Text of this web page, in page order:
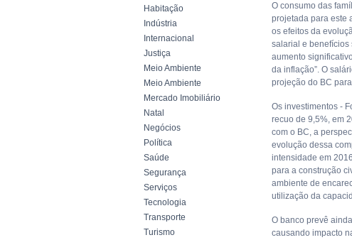
Habitação
Indústria
Internacional
Justiça
Meio Ambiente
Meio Ambiente
Mercado Imobiliário
Natal
Negócios
Política
Saúde
Segurança
Serviços
Tecnologia
Transporte
Turismo
O consumo das
projetada para este
os efeitos da
salarial e benefícios
aumento
da inflação”. O
projeção do BC
Os investimentos -
recuo de 9,5%, em
com o BC, a
evolução dessa
intensidade em
para a construção
ambiente de
utilização da
O banco prevê
causando impacto